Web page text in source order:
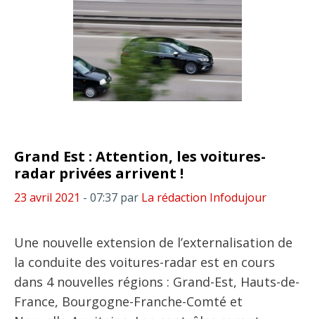
Grand Est : Attention, les voitures-
radar privées arrivent !
23 avril 2021 - 07:37 par La rédaction Infodujour
Une nouvelle extension de l’externalisation de
la conduite des voitures-radar est en cours
dans 4 nouvelles régions : Grand-Est, Hauts-de-
France, Bourgogne-Franche-Comté et